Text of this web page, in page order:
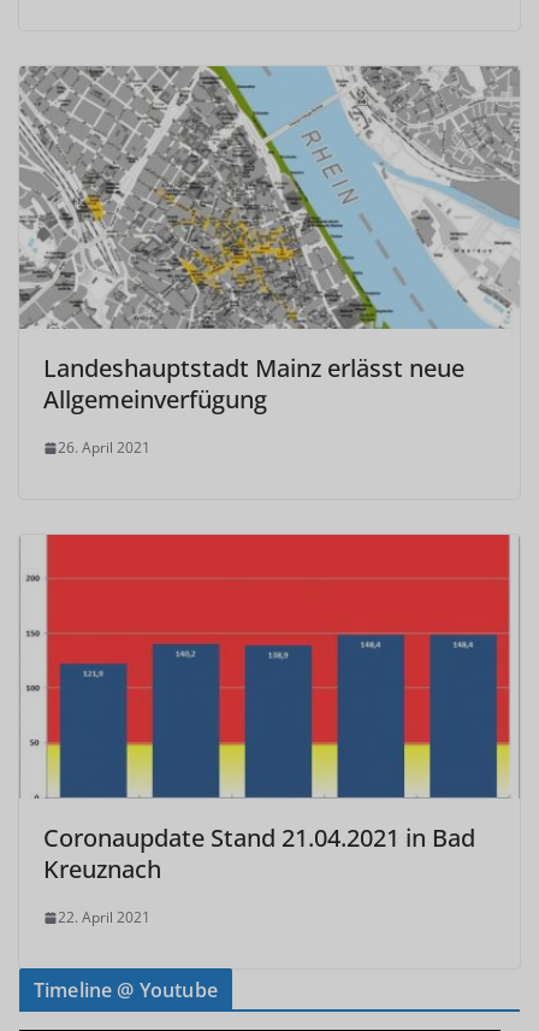
Landeshauptstadt Mainz erlässt neue
Allgemeinverfügung
26. April 2021
Coronaupdate Stand 21.04.2021 in Bad
Kreuznach
22. April 2021
Timeline @ Youtube